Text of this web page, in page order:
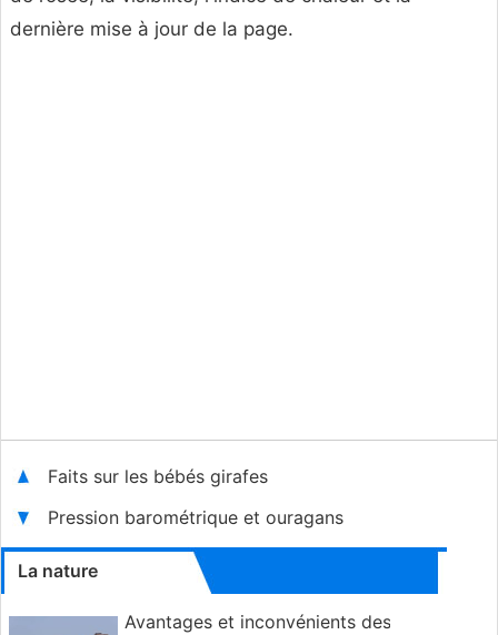
dernière mise à jour de la page.
Faits sur les bébés girafes
Pression barométrique et ouragans
La nature
Avantages et inconvénients des